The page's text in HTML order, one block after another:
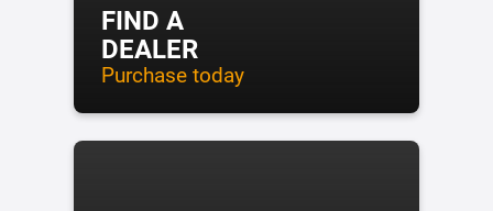
FIND A
DEALER
Purchase today